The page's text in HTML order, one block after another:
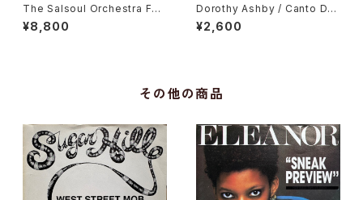
The Salsoul Orchestra Fea
turing Vocalist Loleatta Ho
lloway / Run Away
¥8,800
Dorothy Ashby / Canto De
Ossanha, Cause I Need It
¥2,600
その他の商品